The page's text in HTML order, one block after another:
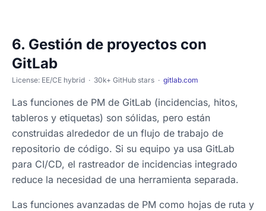
6. Gestión de proyectos con
GitLab
License: EE/CE hybrid · 30k+ GitHub stars · gitlab.com
Las funciones de PM de GitLab (incidencias, hitos,
tableros y etiquetas) son sólidas, pero están
construidas alrededor de un flujo de trabajo de
repositorio de código. Si su equipo ya usa GitLab
para CI/CD, el rastreador de incidencias integrado
reduce la necesidad de una herramienta separada.
Las funciones avanzadas de PM como hojas de ruta y